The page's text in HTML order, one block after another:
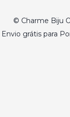
© Charme Biju
Envio grátis para